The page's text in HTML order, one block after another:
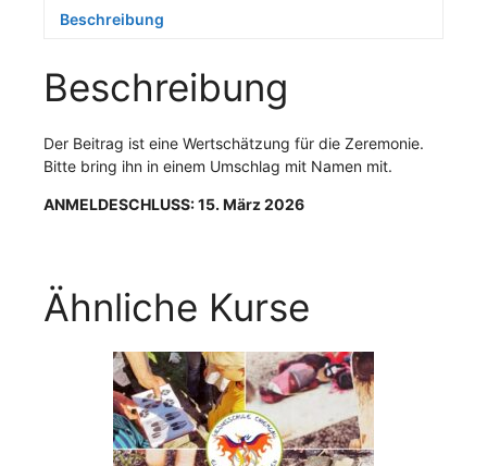
Beschreibung
Beschreibung
Der Beitrag ist eine Wertschätzung für die Zeremonie.
Bitte bring ihn in einem Umschlag mit Namen mit.
ANMELDESCHLUSS: 15. März 2026
Ähnliche Kurse